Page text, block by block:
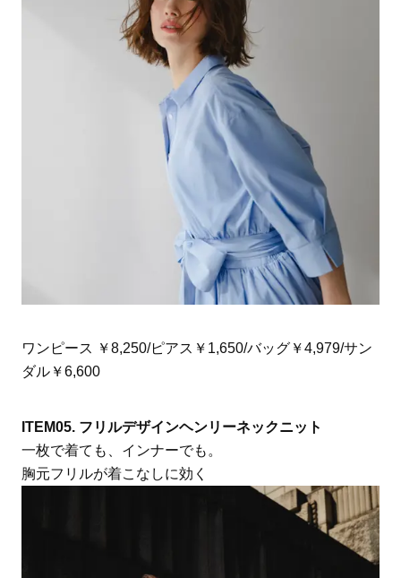
ワンピース ￥8,250/ピアス￥1,650/バッグ￥4,979/サン
ダル￥6,600
ITEM05. フリルデザインヘンリーネックニット
一枚で着ても、インナーでも。
胸元フリルが着こなしに効く